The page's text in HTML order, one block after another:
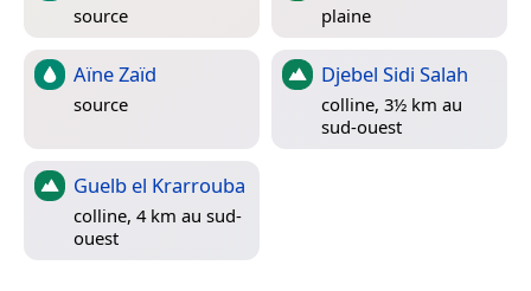
source plaine
Aïne Zaïd
source
Djebel Sidi Salah
colline, 3½ km au
sud-ouest
Guelb el Krarrouba
colline, 4 km au sud-
ouest